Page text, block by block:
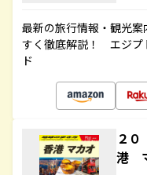
最新の旅行情報・観光
すく徹底解説！ エジプ
ド
２
港